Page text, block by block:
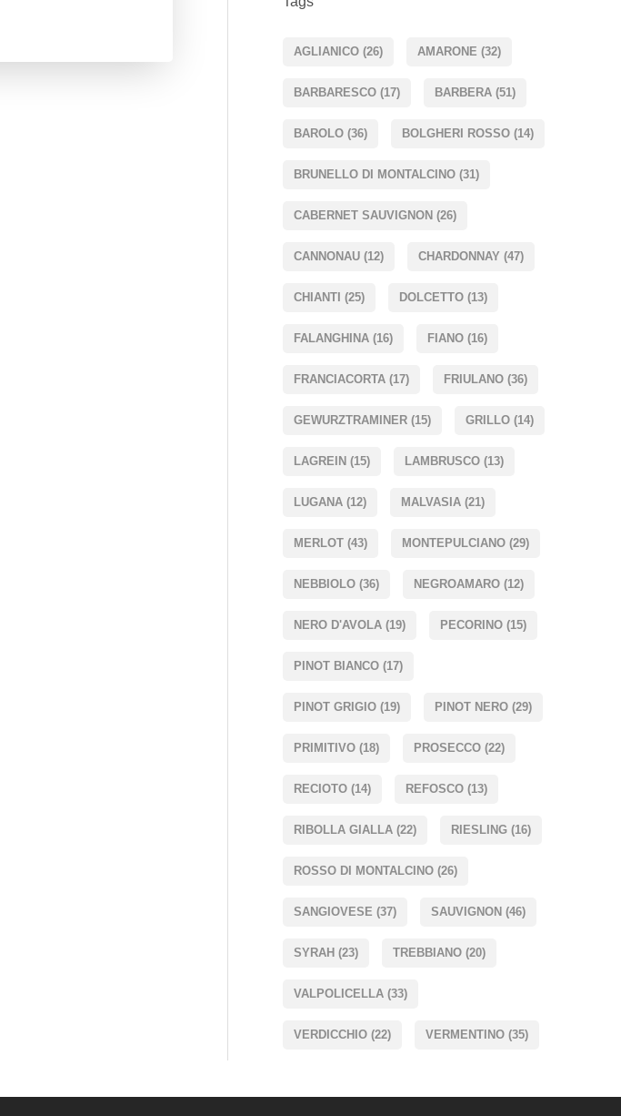
AGLIANICO (26) AMARONE (32)
BARBARESCO (17) BARBERA (51)
BAROLO (36) BOLGHERI ROSSO (14)
BRUNELLO DI MONTALCINO (31)
CABERNET SAUVIGNON (26)
CANNONAU (12) CHARDONNAY (47)
CHIANTI (25) DOLCETTO (13)
FALANGHINA (16) FIANO (16)
FRANCIACORTA (17) FRIULANO (36)
GEWURZTRAMINER (15) GRILLO (14)
LAGREIN (15) LAMBRUSCO (13)
LUGANA (12) MALVASIA (21)
MERLOT (43) MONTEPULCIANO (29)
NEBBIOLO (36) NEGROAMARO (12)
NERO D'AVOLA (19) PECORINO (15)
PINOT BIANCO (17)
PINOT GRIGIO (19) PINOT NERO (29)
PRIMITIVO (18) PROSECCO (22)
RECIOTO (14) REFOSCO (13)
RIBOLLA GIALLA (22) RIESLING (16)
ROSSO DI MONTALCINO (26)
SANGIOVESE (37) SAUVIGNON (46)
SYRAH (23) TREBBIANO (20)
VALPOLICELLA (33)
VERDICCHIO (22) VERMENTINO (35)